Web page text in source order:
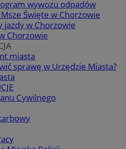
wywozu odpadów
Święte w Chorzowie
jazdy w Chorzowie
Chorzowie
miasta
sprawę w Urzędzie Miasta?
Cywilnego